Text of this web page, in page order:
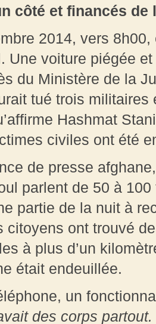
côté et financés de
2014, vers
Une voiture piégée
du Ministère de la
tué trois militaires
Hashmat
civiles ont été
de presse
parlent de 50 à
partie de la nuit à
citoyens ont trouvé
à plus d’un
était endeuillée.
un
des corps